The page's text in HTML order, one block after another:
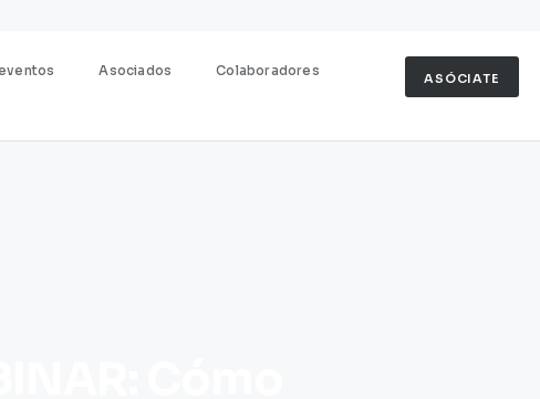
Asociados Colaboradores ASÓCIATE